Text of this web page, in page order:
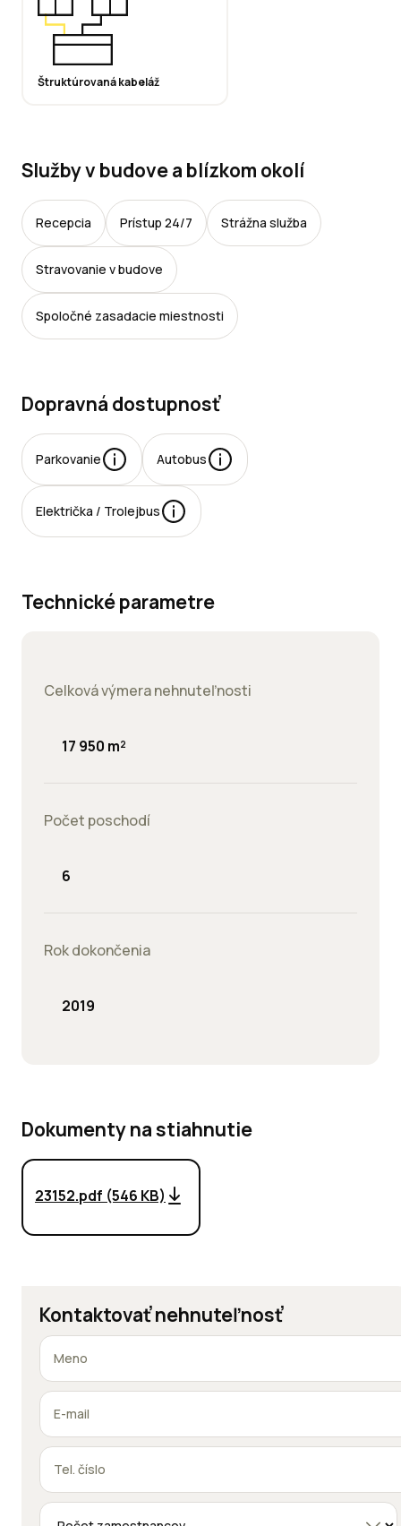
Štruktúrovaná kabeláž
Služby v budove a blízkom okolí
Recepcia Prístup 24/7 Strážna služba
Stravovanie v budove
Spoločné zasadacie miestnosti
Dopravná dostupnosť
Parkovanie Autobus
Električka / Trolejbus
Technické parametre
Celková výmera nehnuteľnosti
17 950 m²
Počet poschodí
6
Rok dokončenia
2019
Dokumenty na stiahnutie
23152.pdf (546 KB)
Kontaktovať nehnuteľnosť